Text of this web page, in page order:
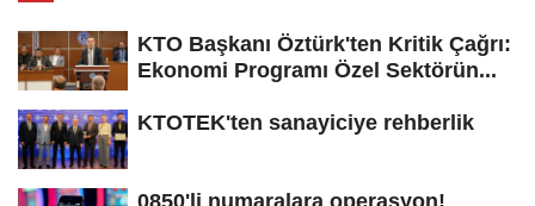
KTO Başkanı Öztürk'ten Kritik Çağrı:
Ekonomi Programı Özel Sektörün...
KTOTEK'ten sanayiciye rehberlik
0850'li numaralara operasyon!